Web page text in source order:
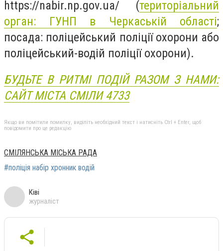
https://nabir.np.gov.ua/ (територіальний
орган: ГУНП в Черкаській області;
посада: поліцейський поліції охорони або
поліцейський-водій поліції охорони).
БУДЬТЕ В РИТМІ ПОДІЙ РАЗОМ З НАМИ:
САЙТ МІСТА СМІЛИ 4733
Якщо ви помітили помилку, виділіть необхідний текст і натисніть Ctrl + Enter, щоб
повідомити про це редакцію
СМІЛЯНСЬКА МІСЬКА РАДА
#поліція набір хронник водій
Ківі
журналіст